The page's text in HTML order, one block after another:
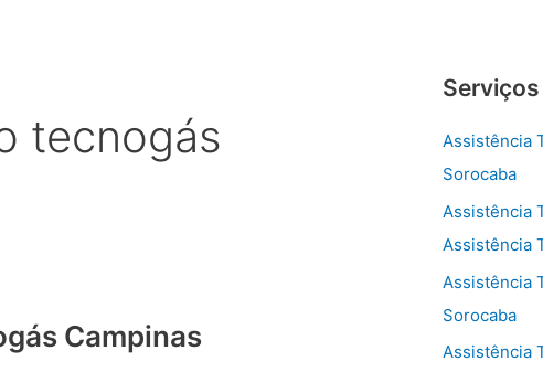
tecnogás
Campinas
Serviços
Assistência
Sorocaba
Assistência
Assistência
Assistência
Sorocaba
Assistência